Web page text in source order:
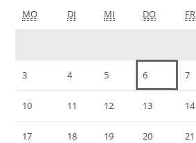
MO
DI MI DO FR
3 4 5 6 7
10 11 12 13 14
17 18 19 20 21